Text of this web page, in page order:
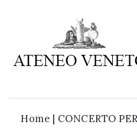
Home | CONCERTO
Ateneo
è
cultura